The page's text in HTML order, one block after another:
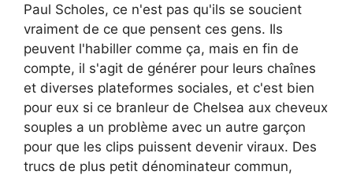
Paul Scholes, ce n'est pas qu'ils se soucient
vraiment de ce que pensent ces gens. Ils
peuvent l'habiller comme ça, mais en fin de
compte, il s'agit de générer pour leurs chaînes
et diverses plateformes sociales, et c'est bien
pour eux si ce branleur de Chelsea aux cheveux
souples a un problème avec un autre garçon
pour que les clips puissent devenir viraux. Des
trucs de plus petit dénominateur commun,